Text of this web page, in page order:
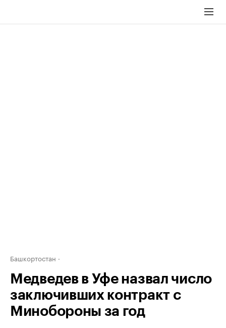
Башкортостан
Медведев в Уфе назвал число
заключивших контракт с
Минобороны за год